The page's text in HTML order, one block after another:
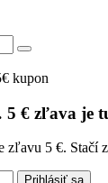
5 € zľava je
zľavu 5 €. Stačí
Prihlásiť sa